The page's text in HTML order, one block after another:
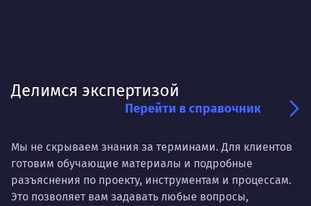
Делимся экспертизой
Перейти в справочник
Мы не скрываем знания за терминами. Для клиентов
готовим обучающие материалы и подробные
разъяснения по проекту, инструментам и процессам.
Это позволяет вам задавать любые вопросы,